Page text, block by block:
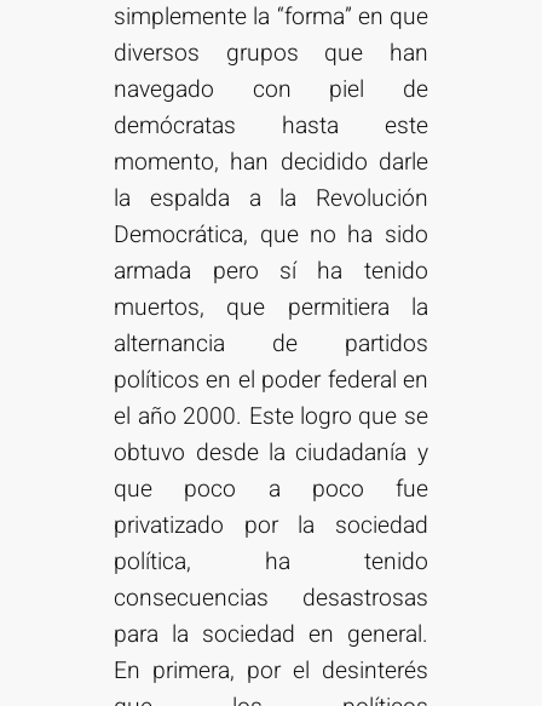
simplemente la “forma” en que
diversos grupos que han
navegado con piel de
demócratas hasta este
momento, han decidido darle
la espalda a la Revolución
Democrática, que no ha sido
armada pero sí ha tenido
muertos, que permitiera la
alternancia de partidos
políticos en el poder federal en
el año 2000. Este logro que se
obtuvo desde la ciudadanía y
que poco a poco fue
privatizado por la sociedad
política, ha tenido
consecuencias desastrosas
para la sociedad en general.
En primera, por el desinterés